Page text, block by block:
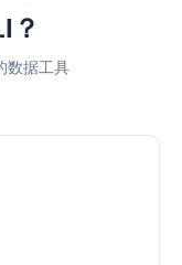
？
数据工具